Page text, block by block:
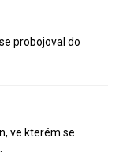
probojoval do
ve kterém se
.